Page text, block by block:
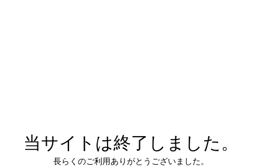
当サイトは終了しました。
長らくのご利用ありがとうございました。